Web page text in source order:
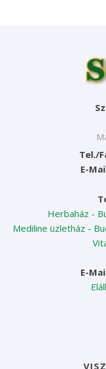
Tel./
E-
Herbaház -
Mediline üzletház -
E-